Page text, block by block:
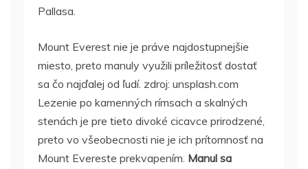
Pallasa.
Mount Everest nie je práve najdostupnejšie
miesto, preto manuly využili príležitosť dostať
sa čo najďalej od ľudí. zdroj: unsplash.com
Lezenie po kamenných rímsach a skalných
stenách je pre tieto divoké cicavce prirodzené,
preto vo všeobecnosti nie je ich prítomnosť na
Mount Evereste prekvapením. Manul sa